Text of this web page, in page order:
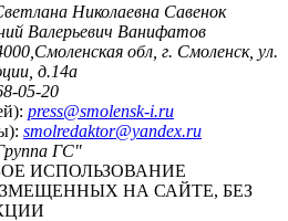
Николаевна Савенок
Валерьевич Ванифатов
обл, г. Смоленск, ул.
д.14а
05-20
press@smolensk-i.ru
smolredaktor@yandex.ru
ГС"
ИСПОЛЬЗОВАНИЕ
НА САЙТЕ, БЕЗ